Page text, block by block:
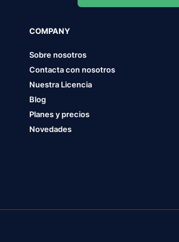
COMPANY
Sobre nosotros
Contacta con nosotros
Nuestra Licencia
Blog
Planes y precios
Novedades